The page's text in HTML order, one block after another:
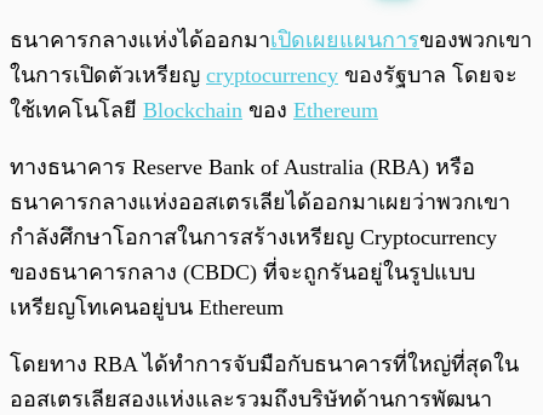
ธนาคารกลางแห่งได้ออกมาเปิดเผยแผนการของพวกเขา
ในการเปิดตัวเหรียญ cryptocurrency ของรัฐบาล โดยจะ
ใช้เทคโนโลยี Blockchain ของ Ethereum
ทางธนาคาร Reserve Bank of Australia (RBA) หรือ
ธนาคารกลางแห่งออสเตรเลียได้ออกมาเผยว่าพวกเขา
กำลังศึกษาโอกาสในการสร้างเหรียญ Cryptocurrency
ของธนาคารกลาง (CBDC) ที่จะถูกรันอยู่ในรูปแบบ
เหรียญโทเคนอยู่บน Ethereum
โดยทาง RBA ได้ทำการจับมือกับธนาคารที่ใหญ่ที่สุดใน
ออสเตรเลียสองแห่งและรวมถึงบริษัทด้านการพัฒนา